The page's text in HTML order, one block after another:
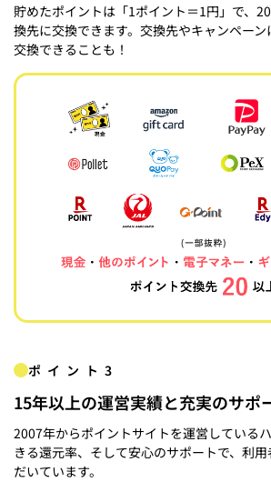
貯めたポイントは「1ポイント＝1円」で、
換先に交換できます。交換先やキャンペー
交換できることも！
ポイント3
15年以上の運営実績と充実のサポ
2007年からポイントサイトを運営している
きる還元率、そして安心のサポートで、利
だいています。